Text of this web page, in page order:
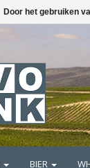
BIER
Door het gebruiken